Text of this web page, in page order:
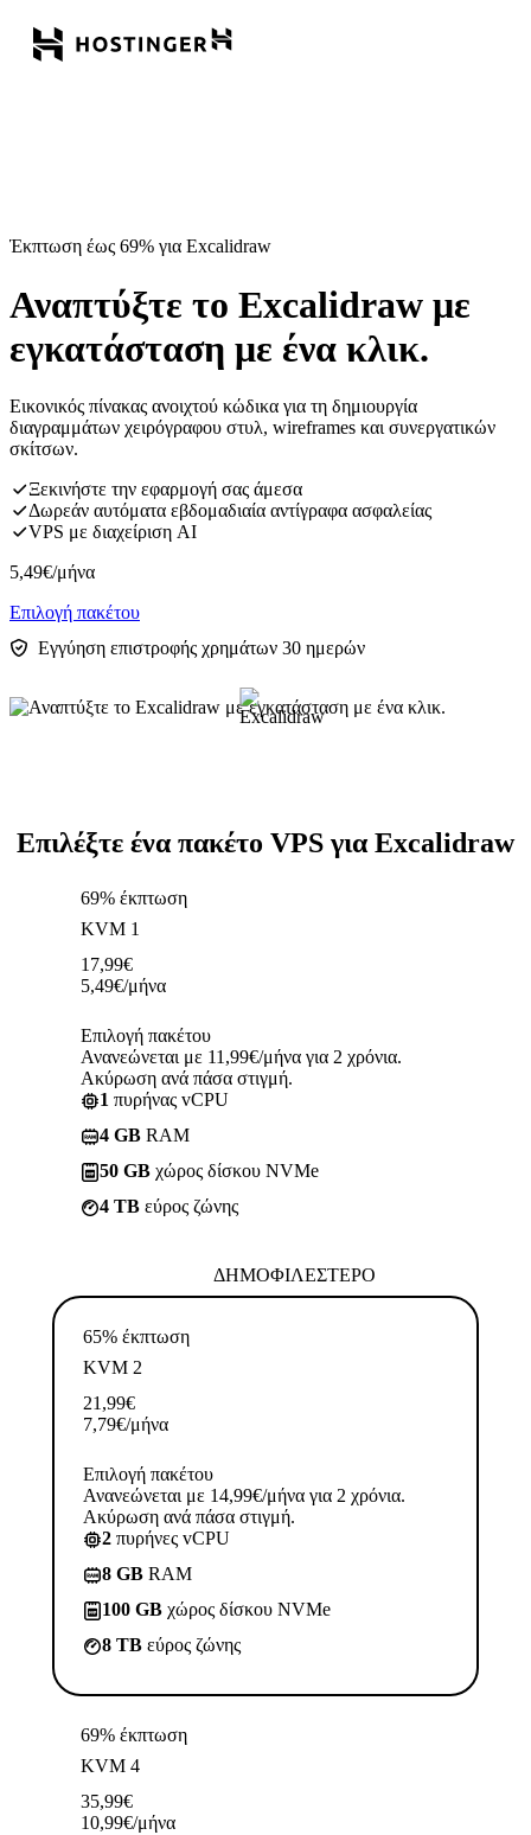
Έκπτωση έως 69% για Excalidraw
Αναπτύξτε το Excalidraw με
εγκατάσταση με ένα κλικ.
Εικονικός πίνακας ανοιχτού κώδικα για τη δημιουργία
διαγραμμάτων χειρόγραφου στυλ, wireframes και συνεργατικών
σκίτσων.
Ξεκινήστε την εφαρμογή σας άμεσα
Δωρεάν αυτόματα εβδομαδιαία αντίγραφα ασφαλείας
VPS με διαχείριση AI
5,49€/μήνα
Επιλογή πακέτου
Εγγύηση επιστροφής χρημάτων 30 ημερών
Επιλέξτε ένα πακέτο VPS για Excalidraw
69% έκπτωση
KVM 1
17,99€
5,49€/μήνα
Επιλογή πακέτου
Ανανεώνεται με 11,99€/μήνα για 2 χρόνια.
Ακύρωση ανά πάσα στιγμή.
1 πυρήνας vCPU
4 GB RAM
50 GB χώρος δίσκου NVMe
4 TB εύρος ζώνης
ΔΗΜΟΦΙΛΈΣΤΕΡΟ
65% έκπτωση
KVM 2
21,99€
7,79€/μήνα
Επιλογή πακέτου
Ανανεώνεται με 14,99€/μήνα για 2 χρόνια.
Ακύρωση ανά πάσα στιγμή.
2 πυρήνες vCPU
8 GB RAM
100 GB χώρος δίσκου NVMe
8 TB εύρος ζώνης
69% έκπτωση
KVM 4
35,99€
10,99€/μήνα